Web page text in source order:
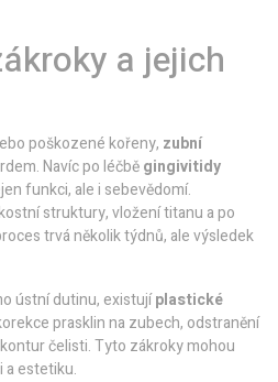
a jejich
poškozené kořeny, zubní
Navíc po léčběgingivitidy
funkci, ale i sebevědomí.
struktury, vložení titanu a po
trvá několik týdnů, ale výsledek
ústní dutinu, existujíplastické
prasklin na zubech, odstranění
čelisti. Tyto zákroky mohou
estetiku.